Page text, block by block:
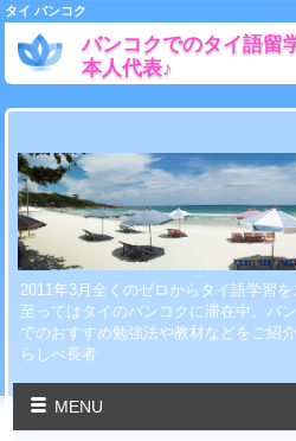
タイ バンコク
バンコクでのタイ語留
本人代表♪
2011年3月全くのゼロからタイ語学習
至ってはタイのバンコクに滞在中。バ
でのおすすめ勉強法や教材などをご紹
らしべ長者
MENU